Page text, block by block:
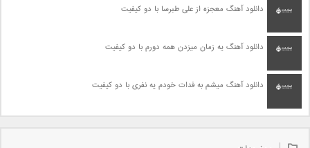
دانلود آهنگ معجزه از علی طبرسا با دو کیفیت
دانلود آهنگ یه زمان میزدن همه دورم با دو کیفیت
دانلود آهنگ میشم به فدات خودم یه نفری با دو کیفیت